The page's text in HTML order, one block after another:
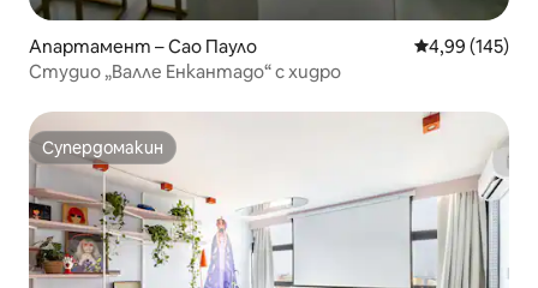
Апартамент – Сао Пауло Средна
4,99 (145)
Студио „Валле Енкантадо“ с хидро
Супердомакин
Супердомакин